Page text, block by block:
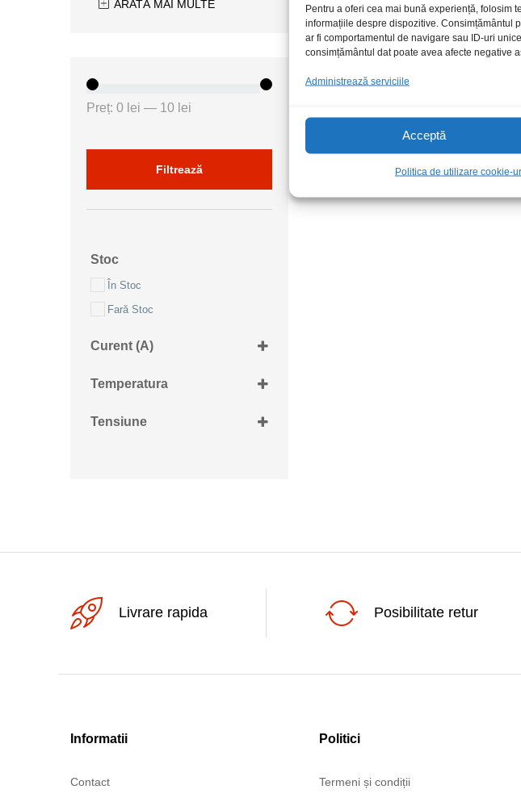
Pentru a oferi cea mai bună experiență, folosim
informațiile despre dispozitive. Consimțământul
ar fi comportamentul de navigare sau ID-uri
consimțământul dat poate avea afecte negative
Administrează serviciile
Acceptă
Politica de utilizare cookie-
ARATĂ MAI MULTE
Filtrează
Preț: 0 lei — 10 lei
Stoc
În Stoc
Fară Stoc
Curent (A)
Temperatura
Tensiune
Livrare rapida Posibilitate retur
Informatii
Contact
Politici
Termeni și condiții